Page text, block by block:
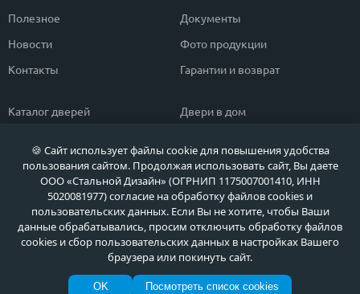
Полезное
Новости
Контакты
Документы
Фото продукции
Гарантии и возврат
Каталог дверей
Популярные двери
Быстрый подбор двери
Двери класса ЭКОНОМ
Двери в дом
Двери в квартиру
Тамбурные двери
Противопожарные двери
Политика обработки персональных данных
Политика обработки файлов Cookie
🍪 Сайт использует файлы cookie для повышения удобства
пользования сайтом. Продолжая использовать сайт, Вы даете
ООО «Стальной Дизайн» (ОГРНИП 1175007001410, ИНН
5020081977) согласие на обработку файлов cookies и
пользовательских данных. Если Вы не хотите, чтобы Ваши
данные обрабатывались, просим отключить обработку файлов
cookies и сбор пользовательских данных в настройках Вашего
браузера или покинуть сайт.
OK Посмотреть список cookies